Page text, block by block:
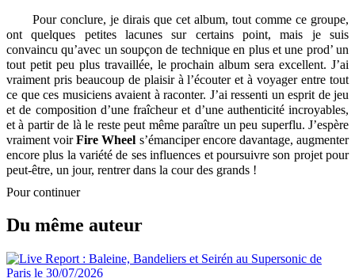
Pour conclure, je dirais que cet album, tout comme ce groupe,
ont quelques petites lacunes sur certains point, mais je suis
convaincu qu’avec un soupçon de technique en plus et une prod’ un
tout petit peu plus travaillée, le prochain album sera excellent. J’ai
vraiment pris beaucoup de plaisir à l’écouter et à voyager entre tout
ce que ces musiciens avaient à raconter. J’ai ressenti un esprit de jeu
et de composition d’une fraîcheur et d’une authenticité incroyables,
et à partir de là le reste peut même paraître un peu superflu. J’espère
vraiment voirFire Wheel s’émanciper encore davantage, augmenter
encore plus la variété de ses influences et poursuivre son projet pour
peut-être, un jour, rentrer dans la cour des grands !
Pour continuer
Du même auteur